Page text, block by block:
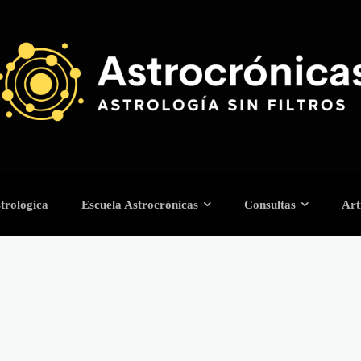
Escuela Astrocrónicas Consultas